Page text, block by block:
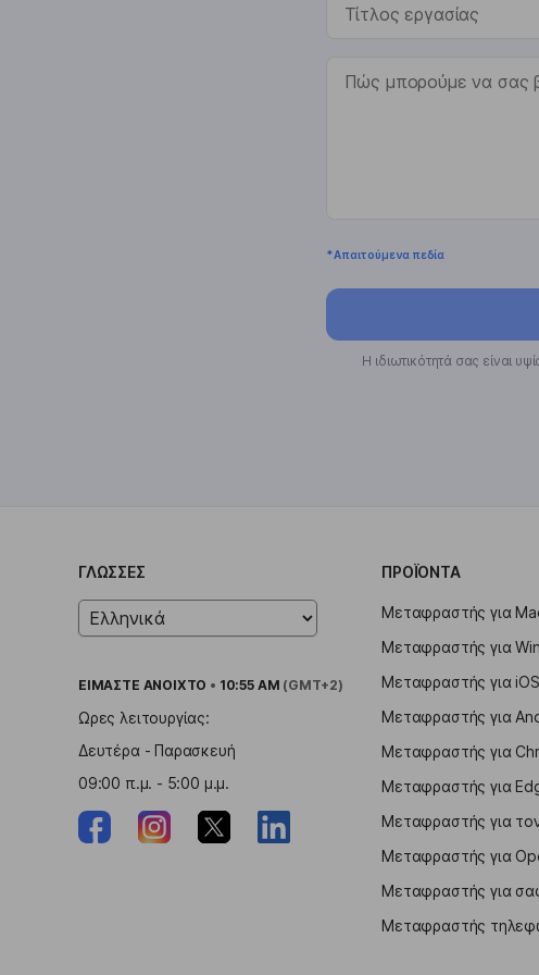
* Απαιτούμενα πεδία
Η ιδιωτικότητά σας είναι
ΓΛΏΣΣΕΣ
ΕΙΜΑΣΤΕ ΑΝΟΙΧΤΟ • 10:55 AM (GMT+2)
Ωρες λειτουργίας:
Δευτέρα - Παρασκευή
09:00 π.μ. - 5:00 μ.μ.
ΠΡΟΪΌΝΤΑ
Μεταφραστής για
Μεταφραστής για
Μεταφραστής για iOS
Μεταφραστής για
Μεταφραστής για
Μεταφραστής για
Μεταφραστής για
Μεταφραστής για
Μεταφραστής για
Μεταφραστής